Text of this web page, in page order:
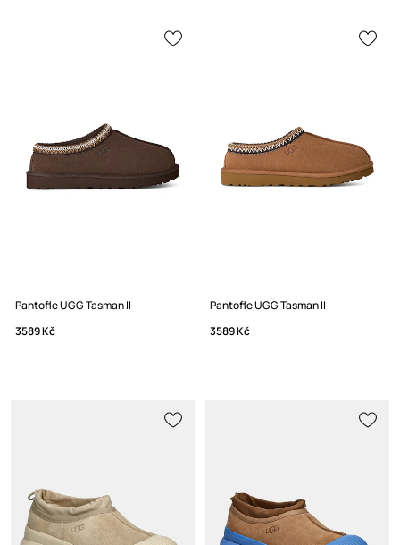
Pantofle UGG Tasman II
3589 Kč
Pantofle UGG Tasman II
3589 Kč